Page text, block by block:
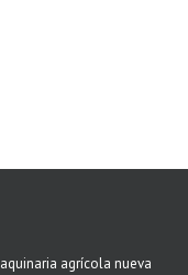
agrícola nueva